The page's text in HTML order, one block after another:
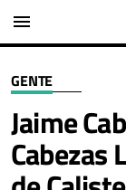
menu
GENTE
Jaime
Cabezas